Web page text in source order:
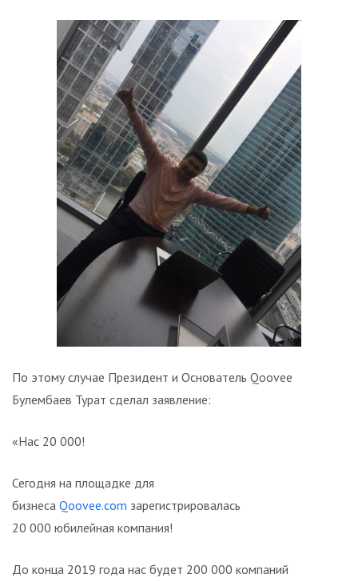
По этому случае Президент и Основатель Qoovee
Булембаев Турат сделал заявление:
«Нас 20 000!
Сегодня на площадке для
бизнеса Qoovee.com зарегистрировалась
20 000 юбилейная компания!
До конца 2019 года нас будет 200 000 компаний